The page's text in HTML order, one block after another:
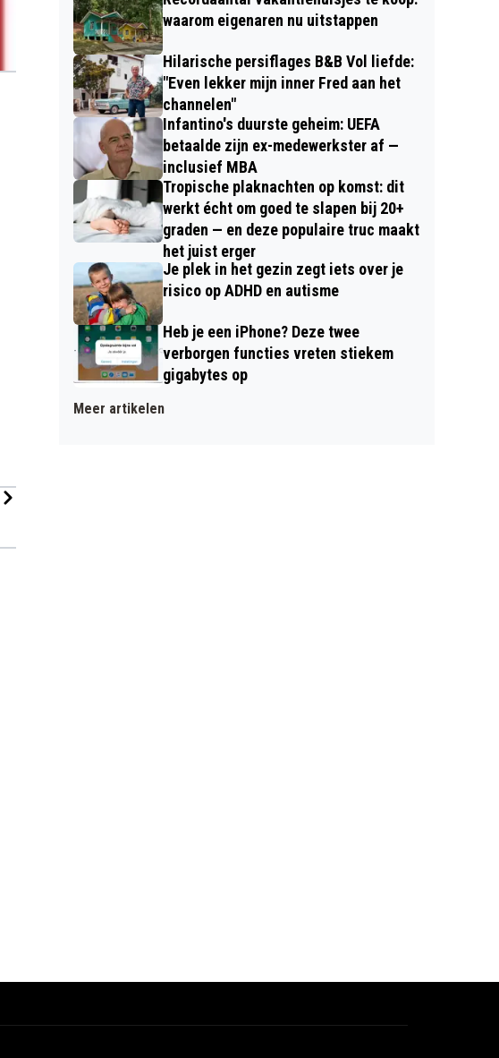
waarom eigenaren nu uitstappen
Hilarische persiflages B&B Vol liefde:
"Even lekker mijn inner Fred aan het
channelen"
Infantino's duurste geheim: UEFA
betaalde zijn ex-medewerkster af —
inclusief MBA
Tropische plaknachten op komst: dit
werkt écht om goed te slapen bij 20+
graden — en deze populaire truc maakt
het juist erger
Je plek in het gezin zegt iets over je
risico op ADHD en autisme
Heb je een iPhone? Deze twee
verborgen functies vreten stiekem
gigabytes op
Meer artikelen